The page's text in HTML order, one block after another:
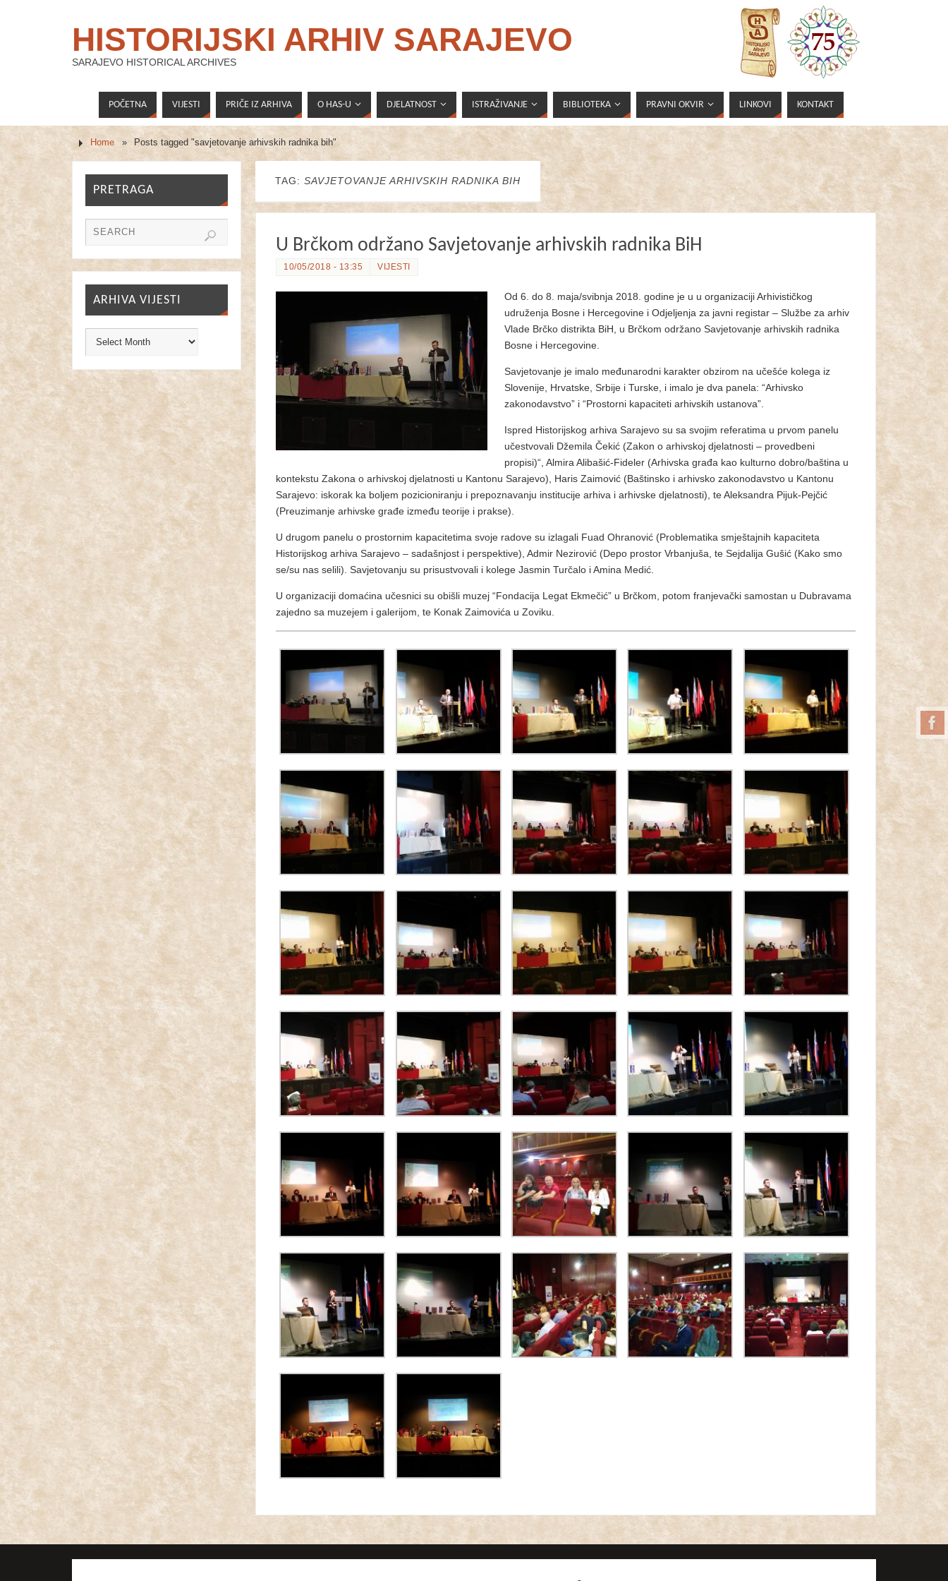
HISTORIJSKI ARHIV SARAJEVO
SARAJEVO HISTORICAL ARCHIVES
POČETNA VIJESTI PRIČE IZ ARHIVA O HAS-U DJELATNOST ISTRAŽIVANJE BIBLIOTEKA PRAVNI OKVIR LINKOVI KONTAKT
Home » Posts tagged "savjetovanje arhivskih radnika bih"
TAG: SAVJETOVANJE ARHIVSKIH RADNIKA BIH
U Brčkom održano Savjetovanje arhivskih radnika BiH
10/05/2018 - 13:35 VIJESTI
Od 6. do 8. maja/svibnja 2018. godine je u u organizaciji Arhivističkog
udruženja Bosne i Hercegovine i Odjeljenja za javni registar – Službe za arhiv
Vlade Brčko distrikta BiH, u Brčkom održano Savjetovanje arhivskih radnika
Bosne i Hercegovine.
Savjetovanje je imalo međunarodni karakter obzirom na učešće kolega iz
Slovenije, Hrvatske, Srbije i Turske, i imalo je dva panela: “Arhivsko
zakonodavstvo” i “Prostorni kapaciteti arhivskih ustanova”.
Ispred Historijskog arhiva Sarajevo su sa svojim referatima u prvom panelu
učestvovali Džemila Čekić (Zakon o arhivskoj djelatnosti – provedbeni
propisi)“, Almira Alibašić-Fideler (Arhivska građa kao kulturno dobro/baština u
kontekstu Zakona o arhivskoj djelatnosti u Kantonu Sarajevo), Haris Zaimović (Baštinsko i arhivsko zakonodavstvo u Kantonu
Sarajevo: iskorak ka boljem pozicioniranju i prepoznavanju institucije arhiva i arhivske djelatnosti), te Aleksandra Pijuk-Pejčić
(Preuzimanje arhivske građe između teorije i prakse).
U drugom panelu o prostornim kapacitetima svoje radove su izlagali Fuad Ohranović (Problematika smještajnih kapaciteta
Historijskog arhiva Sarajevo – sadašnjost i perspektive), Admir Nezirović (Depo prostor Vrbanjuša, te Sejdalija Gušić (Kako smo
se/su nas selili). Savjetovanju su prisustvovali i kolege Jasmin Turčalo i Amina Medić.
U organizaciji domaćina učesnici su obišli muzej “Fondacija Legat Ekmečić” u Brčkom, potom franjevački samostan u Dubravama
zajedno sa muzejem i galerijom, te Konak Zaimovića u Zoviku.
PRETRAGA
ARHIVA VIJESTI